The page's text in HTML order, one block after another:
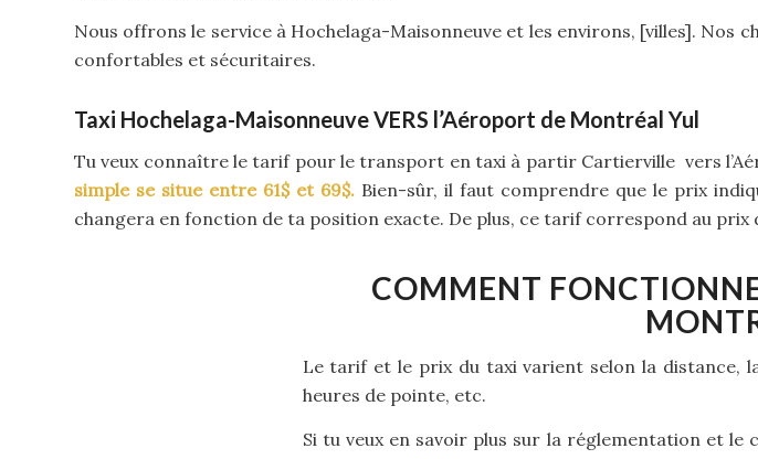
Nous offrons le service à Hochelaga-Maisonneuve et les environs, [villes].
confortables et sécuritaires.
Taxi Hochelaga-Maisonneuve VERS l’Aéroport de Montréal Yul
Tu veux connaître le tarif pour le transport en taxi à partir Cartierville vers
simple se situe entre 61$ et 69$. Bien-sûr, il faut comprendre que le prix
changera en fonction de ta position exacte. De plus, ce tarif correspond au
COMMENT
Le tarif et le prix du taxi varient selon la distance,
heures de pointe, etc.
Si tu veux en savoir plus sur la réglementation et le